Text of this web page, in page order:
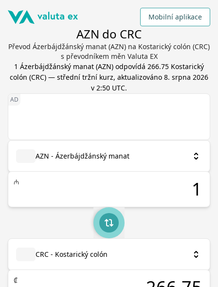
Mobilní aplikace
AZN do CRC
Převod Ázerbájdžánský manat (AZN) na Kostarický colón (CRC)
s převodníkem měn Valuta EX
1 Ázerbájdžánský manat (AZN) odpovídá 266.75 Kostarický
colón (CRC) — střední tržní kurz, aktualizováno 8. srpna 2026
v 2:50 UTC.
AZN - Ázerbájdžánský manat
₼
CRC - Kostarický colón
₡